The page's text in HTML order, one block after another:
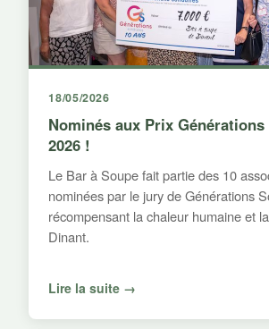
18/05/2026
Nominés aux Prix
2026 !
Le Bar à Soupe fait partie des 10
nominées par le jury de Générations
récompensant la chaleur humaine et
Dinant.
Lire la suite →